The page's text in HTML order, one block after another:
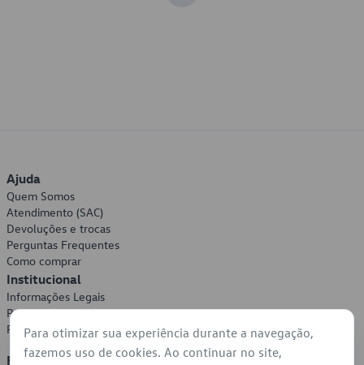
Ajuda
Quem Somos
Atendimento (SAC)
Devoluções e trocas
Perguntas Frequentes
Como comprar
Institucional
Informações Legais
Política de Privacidade
Política de Cookies
Formas de Pagamento
Para otimizar sua experiência durante a navegação,
fazemos uso de cookies. Ao continuar no site,